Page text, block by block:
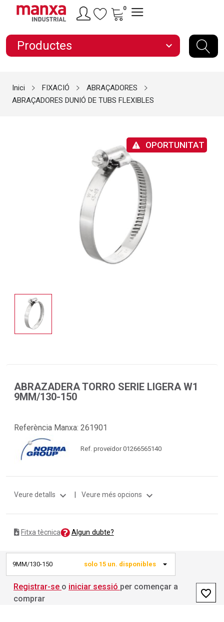
0
Productes expand_more
Inici FIXACIÓ
ABRAÇADORES
ABRAÇADORES DUNIÓ DE TUBS FLEXIBLES
OPORTUNITAT
ABRAZADERA TORRO SERIE LIGERA W1
9MM/130-150
Referència Manxa: 261901
Ref. proveïdor 01266565140
Veure detalls expand_more Veure més opcions expand_more
Fitxa tècnica Algun dubte?
9MM/130-150 solo 15 un. disponibles
Registrar-se o iniciar sessió per començar a
comprar
favorite_border